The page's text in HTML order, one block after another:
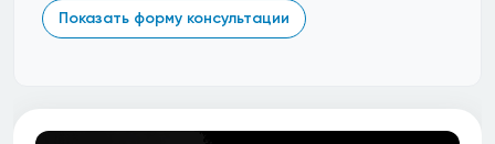
Показать форму консультации